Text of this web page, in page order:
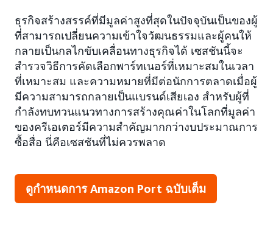
ธุรกิจสร้างสรรค์ที่มีมูลค่าสูงที่สุดในปัจจุบันเป็นของผู้
ที่สามารถเปลี่ยนความเข้าใจวัฒนธรรมและผู้คนให้
กลายเป็นกลไกขับเคลื่อนทางธุรกิจได้ เซสชันนี้จะ
สำรวจวิธีการคัดเลือกพาร์ทเนอร์ที่เหมาะสมในเวลา
ที่เหมาะสม และความหมายที่มีต่อนักการตลาดเมื่อผู้
มีความสามารถกลายเป็นแบรนด์เสียเอง สำหรับผู้ที่
กำลังทบทวนแนวทางการสร้างคุณค่าในโลกที่มูลค่า
ของครีเอเตอร์มีความสำคัญมากกว่างบประมาณการ
ซื้อสื่อ นี่คือเซสชันที่ไม่ควรพลาด
ดูกำหนดการ Amazon Port ฉบับเต็ม